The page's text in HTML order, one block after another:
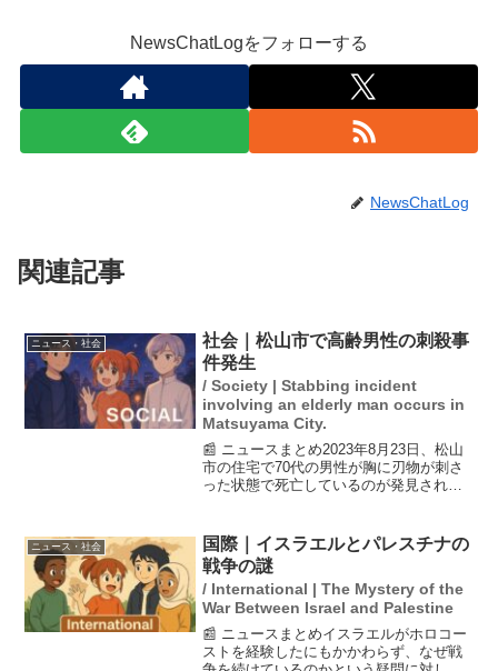
NewsChatLogをフォローする
NewsChatLog
関連記事
ニュース・社会
社会｜松山市で高齢男性の刺殺事
件発生
/ Society | Stabbing incident
involving an elderly man occurs in
Matsuyama City.
📰 ニュースまとめ2023年8月23日、松山
市の住宅で70代の男性が胸に刃物が刺さ
った状態で死亡しているのが発見されま
関係者や近隣住民への聞き込みも行われ
ている模様です...
ニュース・社会
国際｜イスラエルとパレスチナの
戦争の謎
/ International | The Mystery of the
War Between Israel and Palestine
📰 ニュースまとめイスラエルがホロコー
ストを経験したにもかかわらず、なぜ戦